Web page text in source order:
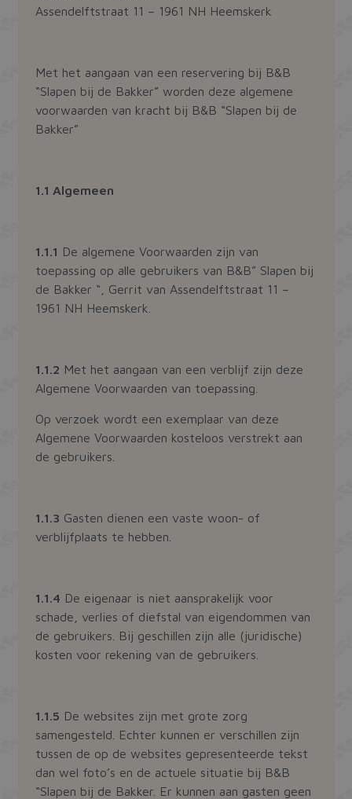
Assendelftstraat 11 – 1961 NH Heemskerk
Met het aangaan van een reservering bij B&B
“Slapen bij de Bakker” worden deze algemene
voorwaarden van kracht bij B&B “Slapen bij de
Bakker”
1.1 Algemeen
1.1.1 De algemene Voorwaarden zijn van
toepassing op alle gebruikers van B&B” Slapen bij
de Bakker “, Gerrit van Assendelftstraat 11 –
1961 NH Heemskerk.
1.1.2 Met het aangaan van een verblijf zijn deze
Algemene Voorwaarden van toepassing.
Op verzoek wordt een exemplaar van deze
Algemene Voorwaarden kosteloos verstrekt aan
de gebruikers.
1.1.3 Gasten dienen een vaste woon- of
verblijfplaats te hebben.
1.1.4 De eigenaar is niet aansprakelijk voor
schade, verlies of diefstal van eigendommen van
de gebruikers. Bij geschillen zijn alle (juridische)
kosten voor rekening van de gebruikers.
1.1.5 De websites zijn met grote zorg
samengesteld. Echter kunnen er verschillen zijn
tussen de op de websites gepresenteerde tekst
dan wel foto’s en de actuele situatie bij B&B
“Slapen bij de Bakker. Er kunnen aan gasten geen